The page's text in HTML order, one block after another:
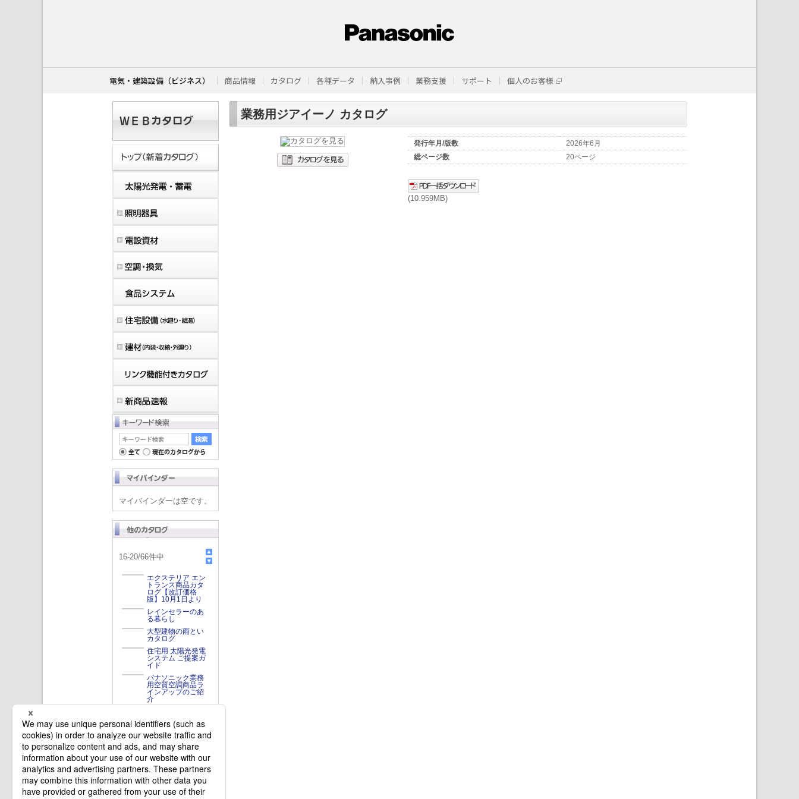
電気・建築設備（ビジネス） 商品情報 カタログ 各種データ 納入事例 業務支援 サポート 個人のお客様
業務用ジアイーノ カタログ
発行年月/版数
2026年6月
総ページ数
20ページ
(10.959MB)
マイバインダーは空です。
16-20/66件中
エクステリア エン
トランス商品カタ
ログ【改訂価格
版】10月1日より
レインセラーのあ
る暮らし
大型建物の雨とい
カタログ
住宅用 太陽光発電
システム ご提案ガ
イド
パナソニック業務
用空質空調商品ラ
インアップのご紹
介